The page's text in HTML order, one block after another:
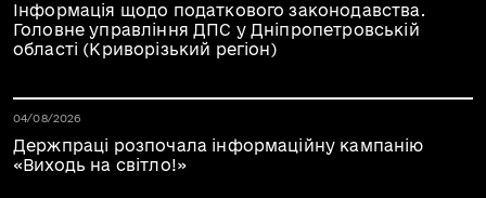
Інформація щодо податкового законодавства.
Головне управління ДПС у Дніпропетровській
області (Криворізький регіон)
Дата публікації 05.08.2026
04/08/2026
Держпраці розпочала інформаційну кампанію
«Виходь на світло!»